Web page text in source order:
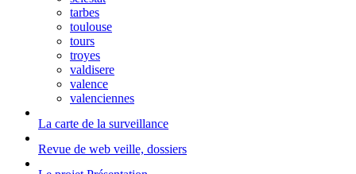
tarbes
toulouse
tours
troyes
valdisere
valence
valenciennes
La carte de la surveillance
Revue de web veille, dossiers